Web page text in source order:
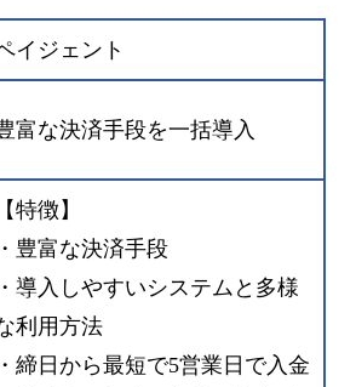
イジェント
富な決済手段を一括導入
【特徴】
・豊富な決済手段
・導入しやすいシステムと多様
利用方法
・締日から最短で5営業日で入金